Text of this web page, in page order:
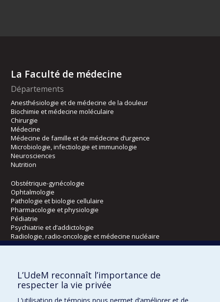
La Faculté de médecine
Départements
Anesthésiologie et de médecine de la douleur
Biochimie et médecine moléculaire
Chirurgie
Médecine
Médecine de famille et de médecine d’urgence
Microbiologie, infectiologie et immunologie
Neurosciences
Nutrition
Obstétrique-gynécologie
Ophtalmologie
Pathologie et biologie cellulaire
Pharmacologie et physiologie
Pédiatrie
Psychiatrie et d’addictologie
Radiologie, radio-oncologie et médecine nucléaire
Écoles
Kinésiologie et des sciences de l’activité physique
Orthophonie et audiologie
L’UdeM reconnaît l’importance de
respecter la vie privée
L’utilisation de témoins nous permet d’améliorer et de